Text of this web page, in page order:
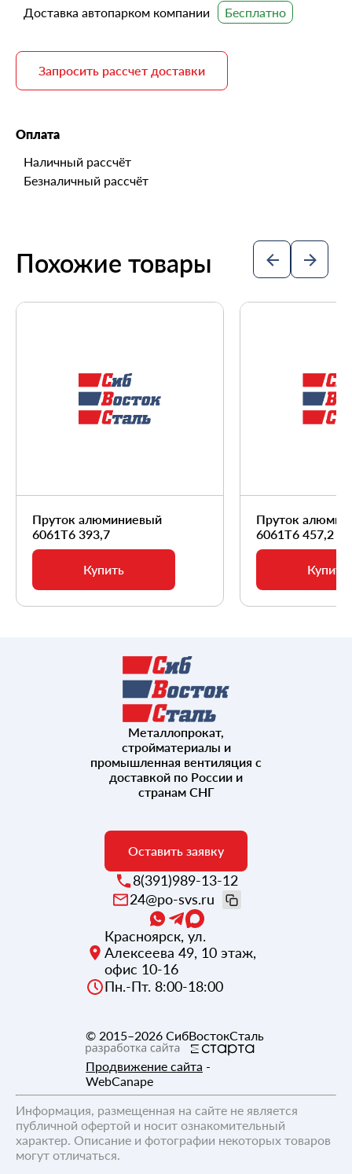
Доставка автопарком компании
Запросить рассчет доставки
Оплата
Наличный рассчёт
Безналичный рассчёт
Похожие товары
Пруток алюминиевый
6061Т6 393,7
Купить
Пруток
6061Т6 457,2
Купить
Металлопрокат,
стройматериалы и
промышленная вентиляция с
доставкой по России и
странам СНГ
Оставить заявку
8(391)989-13-12
24@po-svs.ru
Красноярск, ул.
Алексеева 49, 10 этаж,
офис 10-16
Пн.-Пт. 8:00-18:00
© 2015–2026 СибВостокСталь
Продвижение сайта -
WebCanape
Информация, размещенная на сайте не является
публичной офертой и носит ознакомительный
характер. Описание и фотографии некоторых товаров
могут отличаться.